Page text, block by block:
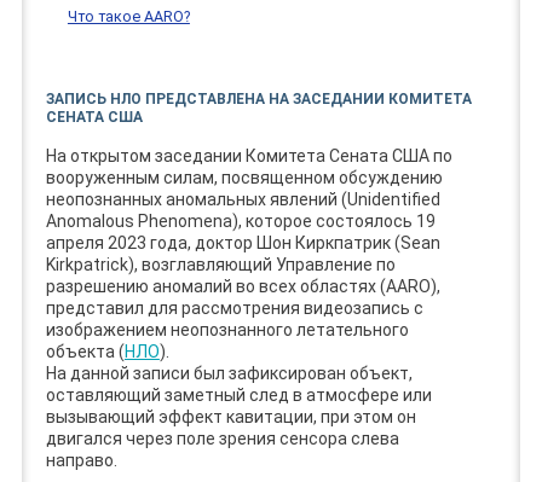
Что такое AARO?
ЗАПИСЬ НЛО ПРЕДСТАВЛЕНА НА ЗАСЕДАНИИ КОМИТЕТА
СЕНАТА США
На открытом заседании Комитета Сената США по
вооруженным силам, посвященном обсуждению
неопознанных аномальных явлений (Unidentified
Anomalous Phenomena), которое состоялось 19
апреля 2023 года, доктор Шон Киркпатрик (Sean
Kirkpatrick), возглавляющий Управление по
разрешению аномалий во всех областях (AARO),
представил для рассмотрения видеозапись с
изображением неопознанного летательного
объекта (НЛО).
На данной записи был зафиксирован объект,
оставляющий заметный след в атмосфере или
вызывающий эффект кавитации, при этом он
двигался через поле зрения сенсора слева
направо.